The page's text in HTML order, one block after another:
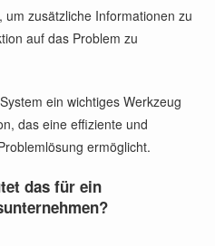
zusätzliche Informationen zu
auf das Problem zu
ein wichtiges Werkzeug
das eine effiziente und
ermöglicht.
das für ein